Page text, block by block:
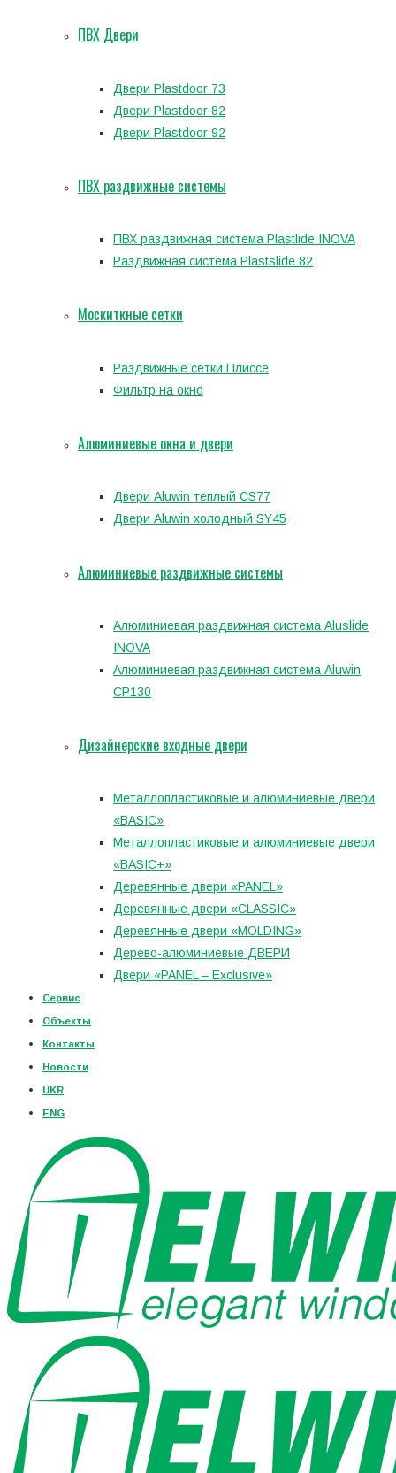
ПВХ Двери
Двери Plastdoor 73
Двери Plastdoor 82
Двери Plastdoor 92
ПВХ раздвижные системы
ПВХ раздвижная система Plastlide INOVA
Раздвижная система Plastslide 82
Москиткные сетки
Раздвижные сетки Плиссе
Фильтр на окно
Алюминиевые окна и двери
Двери Aluwin теплый CS77
Двери Aluwin холодный SY45
Алюминиевые раздвижные системы
Алюминиевая раздвижная система Aluslide
INOVA
Алюминиевая раздвижная система Aluwin
CP130
Дизайнерские входные двери
Металлопластиковые и алюминиевые двери
«BASIC»
Металлопластиковые и алюминиевые двери
«BASIC+»
Деревянные двери «PANEL»
Деревянные двери «CLASSIC»
Деревянные двери «MOLDING»
Дерево-алюминиевые ДВЕРИ
Двери «PANEL – Exclusive»
Сервис
Объекты
Контакты
Новости
UKR
ENG